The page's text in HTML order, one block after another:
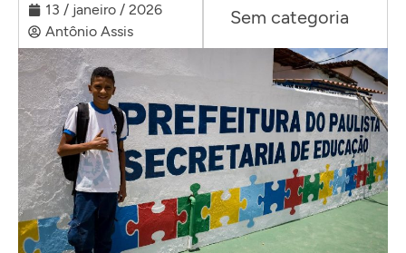
13 / janeiro / 2026
Antônio Assis
Sem categoria